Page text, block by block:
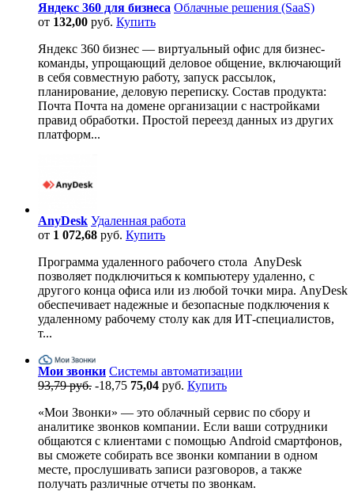
Яндекс 360 для бизнеса Облачные решения (SaaS)
от 132,00 руб. Купить
Яндекс 360 бизнес — виртуальный офис для бизнес-
команды, упрощающий деловое общение, включающий
в себя совместную работу, запуск рассылок,
планирование, деловую переписку. Состав продукта:
Почта Почта на домене организации с настройками
правид обработки. Простой переезд данных из других
платформ...
AnyDesk Удаленная работа
от 1 072,68 руб. Купить
Программа удаленного рабочего стола AnyDesk
позволяет подключиться к компьютеру удаленно, с
другого конца офиса или из любой точки мира. AnyDesk
обеспечивает надежные и безопасные подключения к
удаленному рабочему столу как для ИТ-специалистов,
т...
Мои звонки Системы автоматизации
93,79 руб. -18,75 75,04 руб. Купить
«Мои Звонки» — это облачный сервис по сбору и
аналитике звонков компании. Если ваши сотрудники
общаются с клиентами с помощью Android смартфонов,
вы сможете собирать все звонки компании в одном
месте, прослушивать записи разговоров, а также
получать различные отчеты по звонкам.